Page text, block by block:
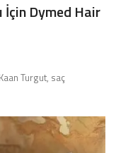
İçin Dymed Hair
Turgut, saç